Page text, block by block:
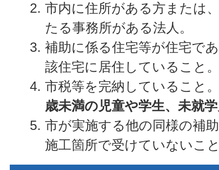
市内に住所がある方または
たる事務所がある法人。
補助に係る住宅等が住宅で
該住宅に居住していること
市税等を完納していること
歳未満の児童や学生、未就
市が実施する他の同様の補
施工箇所で受けていないこ